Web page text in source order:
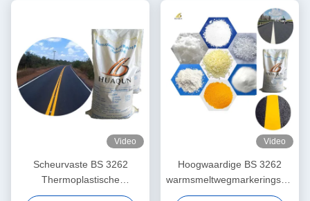
Video
Scheurvaste BS 3262
Thermoplastische
Wegenverf Poeder -
Video
Hoogwaardige BS 3262
warmsmeltwegmarkeringsverf
Duurzaam en